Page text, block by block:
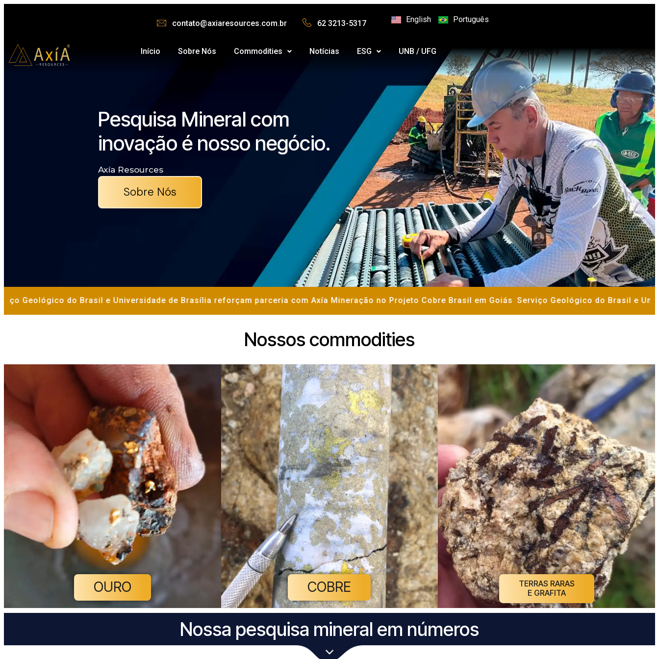
contato@axiaresources.com.br 62 3213-5317 English Português
Início Sobre Nós Commodities Notícias ESG UNB / UFG
Pesquisa Mineral com
inovação é nosso negócio.
Axía Resources
Sobre Nós
Geológico do Brasil e Universidade de Brasília reforçam parceria com Axía Mineração no Projeto Cobre Brasil em Goiás Serviço Geológico do Brasil e
Nossos commodities
OURO COBRE
TERRAS RARAS
E GRAFITA
Nossa pesquisa mineral em números